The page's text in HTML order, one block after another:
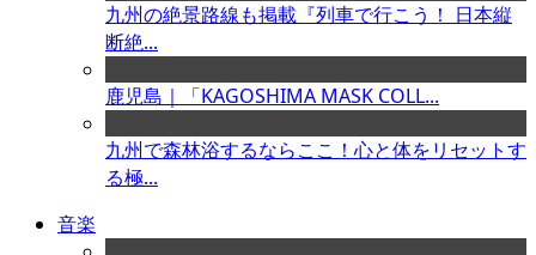
九州の絶景路線も掲載『列車で行こう！ 日本縦
断絶...
鹿児島｜「KAGOSHIMA MASK COLL...
九州で森林浴するならここ！心と体をリセットす
る極...
音楽